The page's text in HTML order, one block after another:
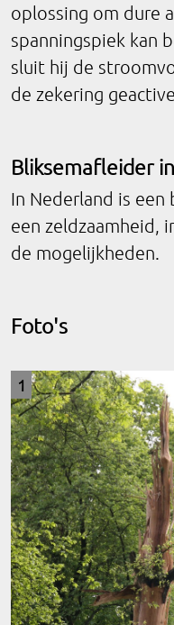
oplossing om dure
spanningspiek kan
sluit hij de
de zekering
Bliksemafleider
In Nederland is
een zeldzaamheid,
de mogelijkheden.
Foto's
1